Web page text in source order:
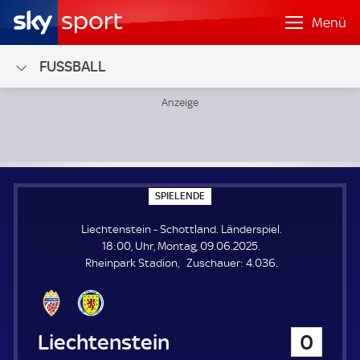
Menü
FUSSBALL
SPIELENDE
P
E
L
E
N
Liechtenstein - Schottland. Länderspiel.
18:00, Uhr, Montag, 09.06.2025.
Rheinpark Stadion
Zuschauer: Z
4.036.
Liechtenstein
0